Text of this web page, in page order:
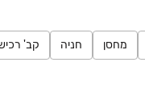
מחסן חניה קב'